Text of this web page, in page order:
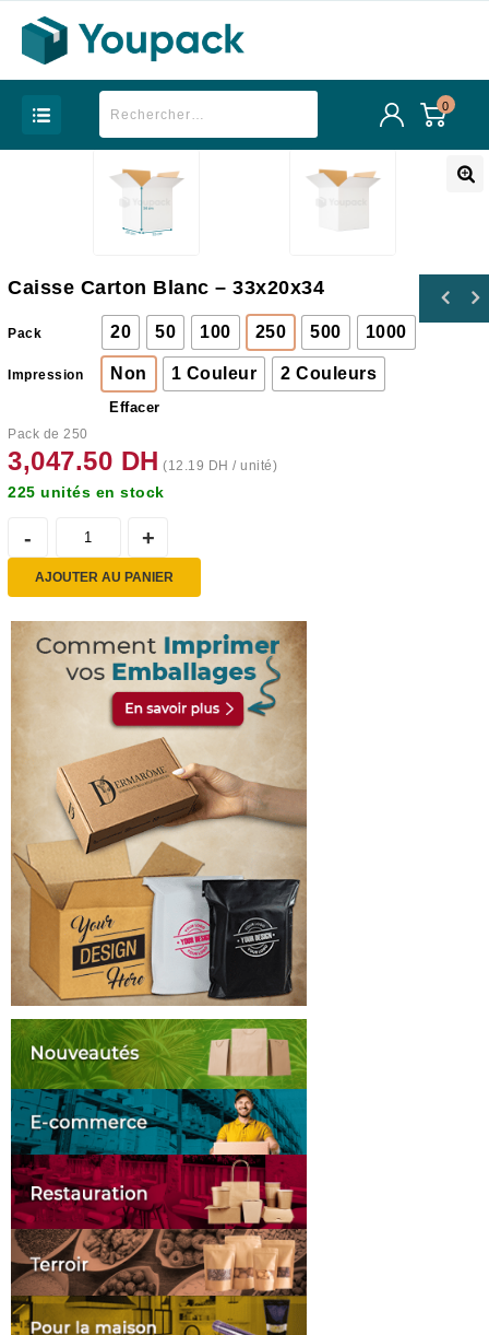
0
Caisse Carton Blanc – 33x20x34
Pack 20 50 100 250 500 1000
Impression Non 1 Couleur 2 Couleurs
Effacer
Pack de 250
3,047.50 DH (12.19 DH / unité)
225 unités en stock
AJOUTER AU PANIER